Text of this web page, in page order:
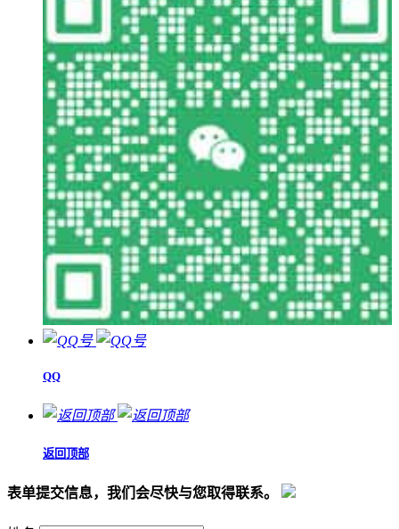
QQ
返回顶部
表单提交信息，我们会尽快与您取得联系。